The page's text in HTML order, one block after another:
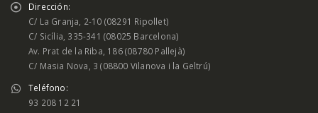
Dirección:
C/ La Granja, 2-10 (08291 Ripollet)
C/ Sicília, 335-341 (08025 Barcelona)
Av. Prat de la Riba, 186 (08780 Pallejà)
C/ Masia Nova, 3 (08800 Vilanova i la Geltrú)
Teléfono:
93 208 12 21